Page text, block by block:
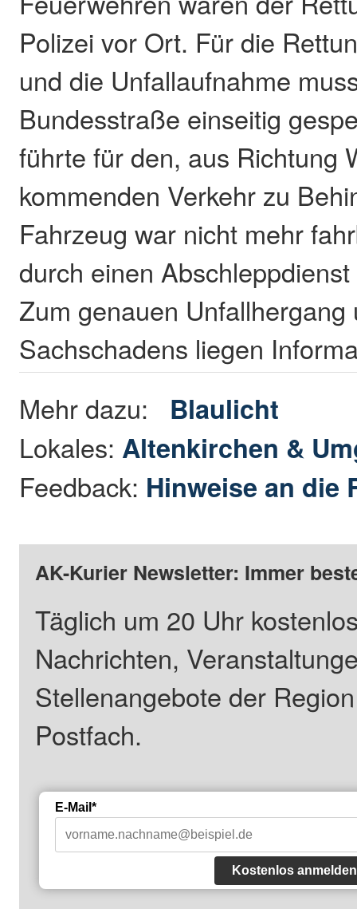
Polizei vor Ort. Für die
und die Unfallaufnahme
Bundesstraße einseitig
führte für den, aus Richtung
kommenden Verkehr zu
Fahrzeug war nicht mehr
durch einen
Zum genauen
Sachschadens liegen
Mehr dazu: Blaulicht
Lokales: Altenkirchen &
Feedback: Hinweise an die
AK-Kurier Newsletter: Immer
Täglich um 20 Uhr
Nachrichten,
Stellenangebote der
Postfach.
E-Mail*
Kostenlos anmelden